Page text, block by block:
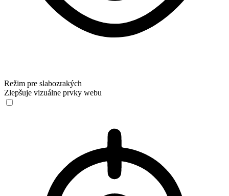
Režim pre slabozrakých
Zlepšuje vizuálne prvky webu